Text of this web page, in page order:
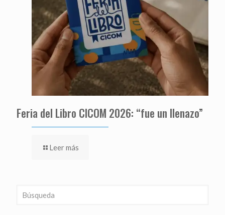
Feria del Libro CICOM 2026: “fue un llenazo”
Leer más